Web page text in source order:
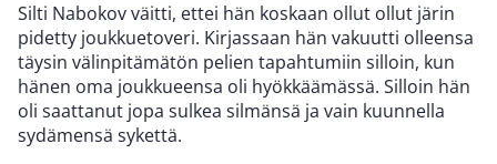
Silti Nabokov väitti, ettei hän koskaan ollut ollut järin
pidetty joukkuetoveri. Kirjassaan hän vakuutti olleensa
täysin välinpitämätön pelien tapahtumiin silloin, kun
hänen oma joukkueensa oli hyökkäämässä. Silloin hän
oli saattanut jopa sulkea silmänsä ja vain kuunnella
sydämensä sykettä.